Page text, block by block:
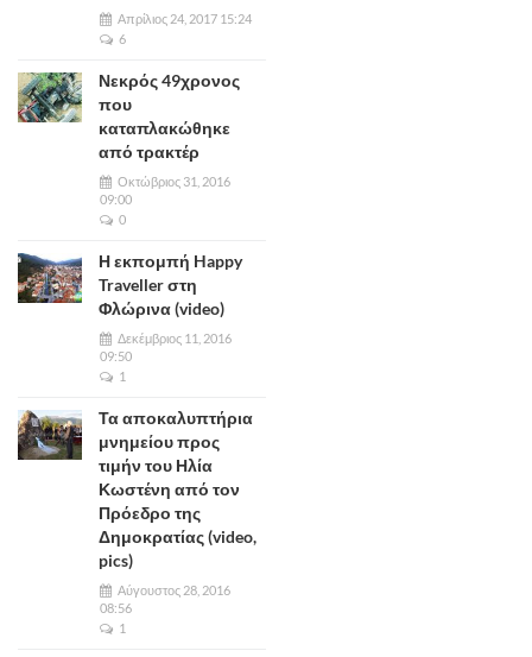
Απρίλιος 24, 2017 15:24
6
Νεκρός 49χρονος
που
καταπλακώθηκε
από τρακτέρ
Οκτώβριος 31, 2016
09:00
0
Η εκπομπή Happy
Traveller στη
Φλώρινα (video)
Δεκέμβριος 11, 2016
09:50
1
Τα αποκαλυπτήρια
μνημείου προς
τιμήν του Ηλία
Κωστένη από τον
Πρόεδρο της
Δημοκρατίας (video,
pics)
Αύγουστος 28, 2016
08:56
1